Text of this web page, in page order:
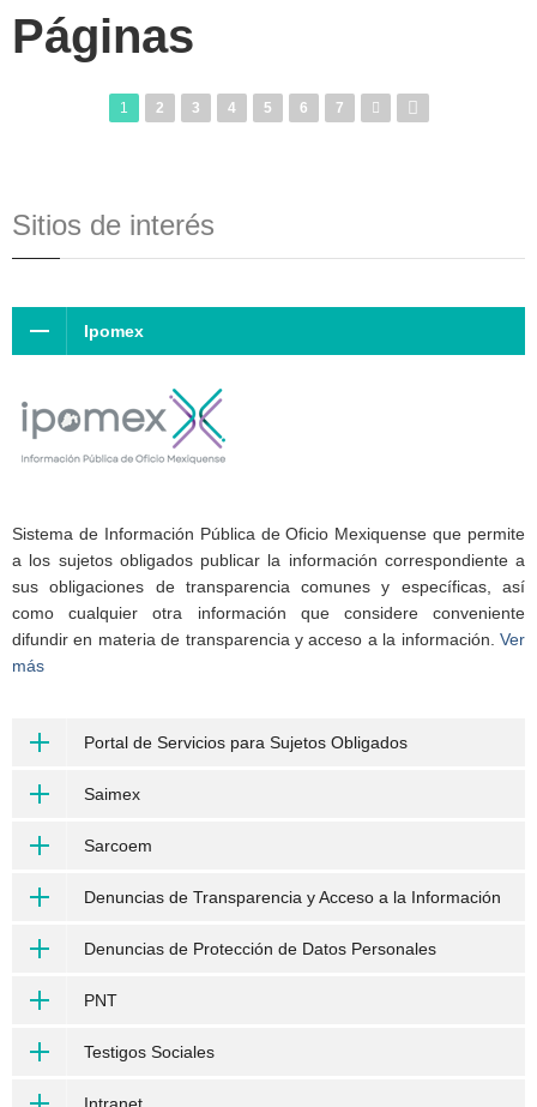
Páginas
1 2 3 4 5 6 7
Sitios de interés
Ipomex
Sistema de Información Pública de Oficio Mexiquense que permite
a los sujetos obligados publicar la información correspondiente a
sus obligaciones de transparencia comunes y específicas, así
como cualquier otra información que considere conveniente
difundir en materia de transparencia y acceso a la información. Ver
más
Portal de Servicios para Sujetos Obligados
Saimex
Sarcoem
Denuncias de Transparencia y Acceso a la Información
Denuncias de Protección de Datos Personales
PNT
Testigos Sociales
Intranet